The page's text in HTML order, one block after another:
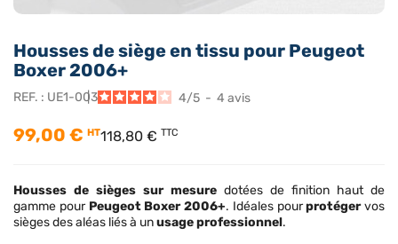
Housses de siège en tissu pour Peugeot
Boxer 2006+
REF. : UE1-003 4/5 - 4 avis
99,00 € HT118,80 € TTC
Housses de sièges sur mesure dotées de finition haut de
gamme pour Peugeot Boxer 2006+. Idéales pourprotégervos
sièges des aléas liés à unusage professionnel.